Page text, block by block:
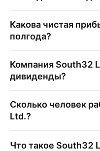
Какова чистая
полгода?
Компания South32
дивиденды?
Сколько человек
Ltd.?
Что такое South32